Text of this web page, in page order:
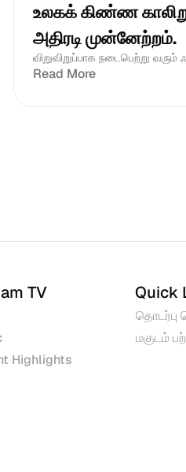
உலகக் கிண்ண
அதிரடி முன்னேற்றம்.
விறுவிறுப்பாக நடைபெற்று
Read More
TV
Highlights
Quick
மகுடம்